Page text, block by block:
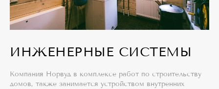
ИНЖЕНЕРНЫЕ СИСТЕМЫ
Компания Норвуд в комплексе работ по строительству
домов, также занимается устройством внутренних